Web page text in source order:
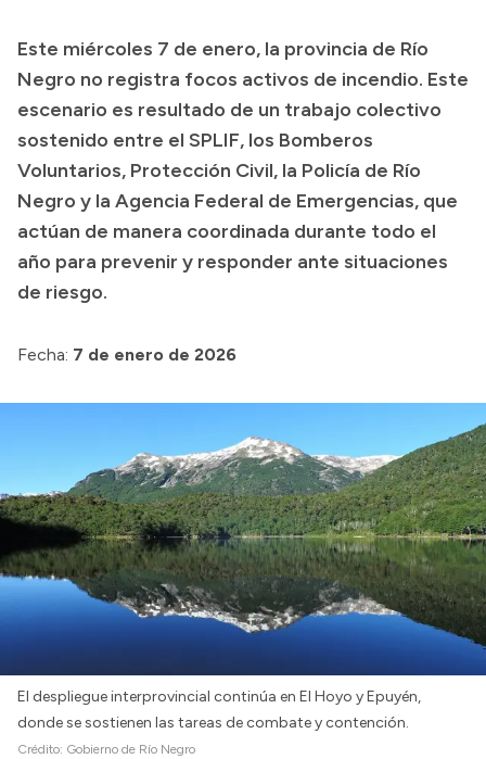
Transparencia
Inversión en Salud
Licitaciones
Consulta de expedientes
Este miércoles 7 de enero, la provincia de Río
Negro no registra focos activos de incendio. Este
escenario es resultado de un trabajo colectivo
sostenido entre el SPLIF, los Bomberos
Voluntarios, Protección Civil, la Policía de Río
Negro y la Agencia Federal de Emergencias, que
actúan de manera coordinada durante todo el
año para prevenir y responder ante situaciones
de riesgo.
Fecha: 7 de enero de 2026
El despliegue interprovincial continúa en El Hoyo y Epuyén,
donde se sostienen las tareas de combate y contención.
Crédito: Gobierno de Río Negro